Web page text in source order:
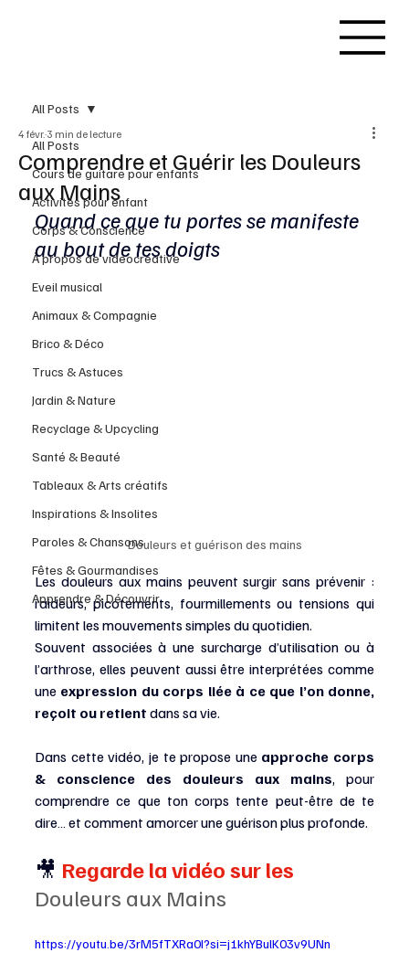
All Posts
Cours de guitare pour enfants
Activités pour enfant
Corps & Conscience
À propos de videocreative
Eveil musical
Animaux & Compagnie
Brico & Déco
Trucs & Astuces
Jardin & Nature
Recyclage & Upcycling
Santé & Beauté
Tableaux & Arts créatifs
Inspirations & Insolites
Paroles & Chansons
Fêtes & Gourmandises
Apprendre & Découvrir
All Posts
Comprendre et Guérir les Douleurs
aux Mains
4 févr. 3 min de lecture
Quand ce que tu portes se manifeste
au bout de tes doigts
Douleurs et guérison des mains
Les douleurs aux mains peuvent surgir sans prévenir :
raideurs, picotements, fourmillements ou tensions qui
limitent les mouvements simples du quotidien.
Souvent associées à une surcharge d’utilisation ou à
l’arthrose, elles peuvent aussi être interprétées comme
une expression du corps liée à ce que l’on donne,
reçoit ou retient dans sa vie.
Dans cette vidéo, je te propose une approche corps
& conscience des douleurs aux mains, pour
comprendre ce que ton corps tente peut-être de te
dire… et comment amorcer une guérison plus profonde.
🎥 Regarde la vidéo sur les
Douleurs aux Mains
https://youtu.be/3rM5fTXRa0I?si=j1khYBulK03v9UNn